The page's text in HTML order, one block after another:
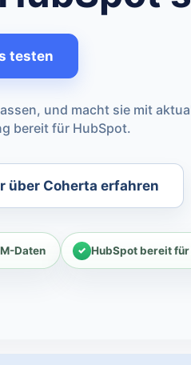
testen
und macht sie mit
bereit für HubSpot.
über Coherta erfahren
Daten HubSpot bereit